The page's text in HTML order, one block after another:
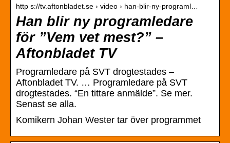
http s://tv.aftonbladet.se › video › han-blir-ny-programl…
Han blir ny programledare
för ”Vem vet mest?” –
Aftonbladet TV
Programledare på SVT drogtestades –
Aftonbladet TV. … Programledare på SVT
drogtestades. “En tittare anmälde”. Se mer.
Senast se alla.
Komikern Johan Wester tar över programmet